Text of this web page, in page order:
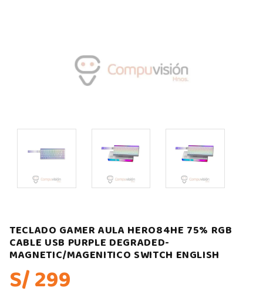
TECLADO GAMER AULA HERO84HE 75% RGB
CABLE USB PURPLE DEGRADED-
MAGNETIC/MAGENITICO SWITCH ENGLISH
S/ 299